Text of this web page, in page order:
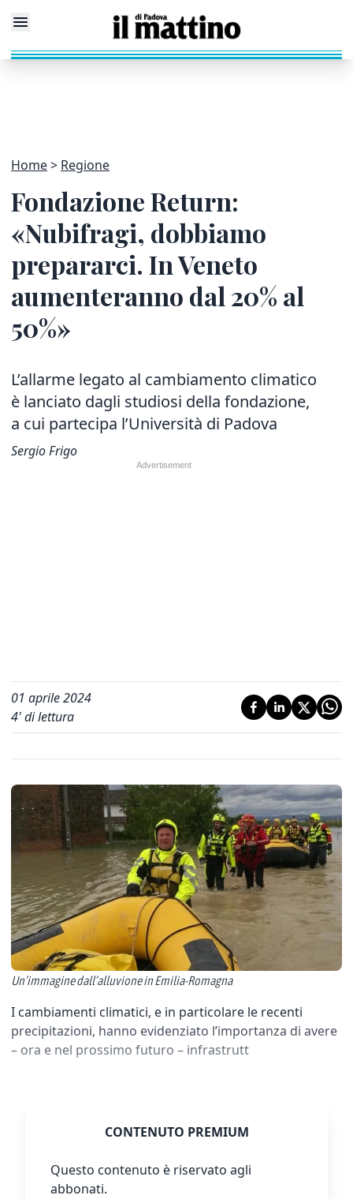
Home Regione
Fondazione Return:
«Nubifragi, dobbiamo
prepararci. In Veneto
aumenteranno dal 20% al
50%»
L’allarme legato al cambiamento climatico
è lanciato dagli studiosi della fondazione,
a cui partecipa l’Università di Padova
Sergio Frigo
01 aprile 2024
4' di lettura
Un’immagine dall’alluvione in Emilia-Romagna
I cambiamenti climatici, e in particolare le recenti
precipitazioni, hanno evidenziato l’importanza di avere
– ora e nel prossimo futuro – infrastrutt
CONTENUTO PREMIUM
Questo contenuto è riservato agli
abbonati.